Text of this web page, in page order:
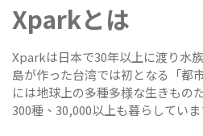
Xparkとは
Xparkは日本で30年以上に渡り水
島が作った台湾では初となる「都
には地球上の多種多様な生きもの
300種、30,000以上も暮らしていま